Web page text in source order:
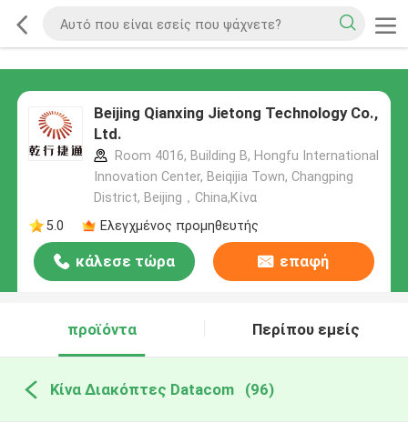
Beijing Qianxing Jietong Technology Co.,
Ltd.
Room 4016, Building B, Hongfu International
Innovation Center, Beiqijia Town, Changping
District, Beijing，China,Κίνα
5.0
Ελεγχμένος προμηθευτής
κάλεσε τώρα επαφή
προϊόντα Περίπου εμείς
Κίνα Διακόπτες Datacom (96)